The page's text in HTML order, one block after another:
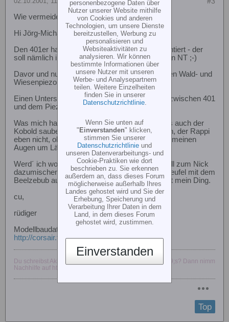
Wie vermeide ich seitl. Versatz im Looping?
Hi Jörg-Michael! :-)
Den 401er hatte ich nur kurz zum Antesten montiert - der
soll nämlich in den hoffentlich bald ausgelieferten NT ;-)
Davor und nun jetzt wieder hab ich einen simplen Wald- und
Wiesenpiezo drin.
Einen Unterschied in Bezug auf mein Problem zwischen 401
und dem Piezo hab ich nicht bemerkt.
Was mich halt stört, ist, daß sowohl der foxy als auch der
Kobold saubere Loopings ohne Korrektur fliegen, der Rappi
eben nicht, obwohl die Mechanik des Rappis in meinen
Augen um Längen besser ist.
Werd´ ich wohl mal testweise ein wenig Linksroll zum Nick
dazumischen...davor grausts mir schon...den Teufel mit dem
Beelzebub auszutreiben ist normalerweise nicht mein Ding.
cu,
rüdiger
Modellbaudateien aller Art ohne Ende:
http://corsair.flugmodellbau.de
Du schreibst Akku&#039;s, Lipo&#039;s und Servo&#039;s? Dann nimm
Nachhilfe auf http://www.deppenapostroph.de!
Top
personenbezogene Daten über
Nutzer unserer Website mithilfe
von Cookies und anderen
Technologien, um unsere Dienste
bereitzustellen, Werbung zu
personalisieren und
Websiteaktivitäten zu
analysieren. Wir können
bestimmte Informationen über
unsere Nutzer mit unseren
Werbe- und Analysepartnern
teilen. Weitere Einzelheiten
finden Sie in unserer
Datenschutzrichtlinie.
Wenn Sie unten auf
"Einverstanden" klicken,
stimmen Sie unserer
Datenschutzrichtlinie und
unseren Datenverarbeitungs- und
Cookie-Praktiken wie dort
beschrieben zu. Sie erkennen
außerdem an, dass dieses Forum
möglicherweise außerhalb Ihres
Landes gehostet wird und Sie der
Erhebung, Speicherung und
Verarbeitung Ihrer Daten in dem
Land, in dem dieses Forum
gehostet wird, zustimmen.
Einverstanden